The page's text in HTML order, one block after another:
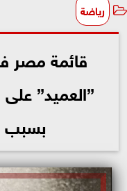
رياضة
قائمة مصر
”العميد”
بسبب